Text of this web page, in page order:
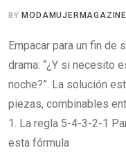
BY
Empacar para un fin de
drama: “¿Y si necesito
noche?”. La solución
piezas, combinables
1. La regla 5-4-3-2-1
esta fórmula